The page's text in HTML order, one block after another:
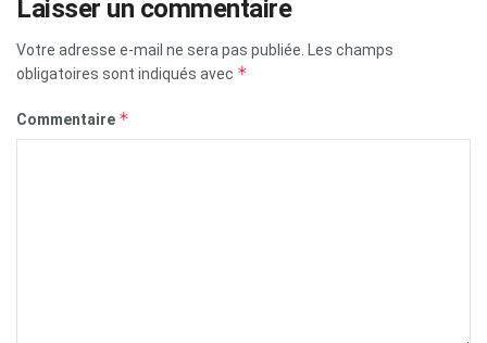
Laisser un commentaire
Votre adresse e-mail ne sera pas publiée.
Les champs
obligatoires sont indiqués avec *
Commentaire *